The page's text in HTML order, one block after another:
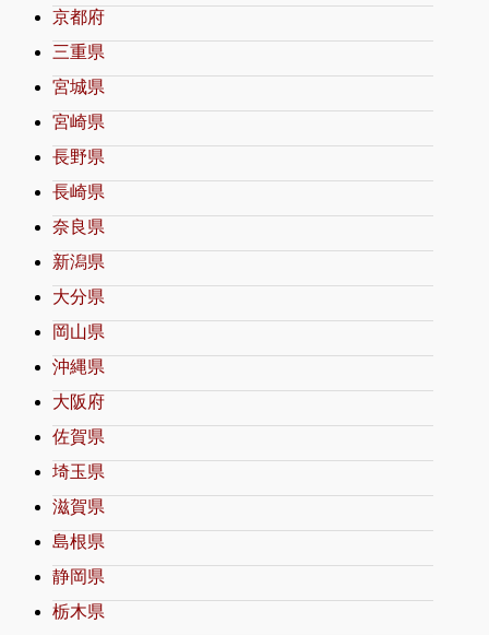
京都府
三重県
宮城県
宮崎県
長野県
長崎県
奈良県
新潟県
大分県
岡山県
沖縄県
大阪府
佐賀県
埼玉県
滋賀県
島根県
静岡県
栃木県